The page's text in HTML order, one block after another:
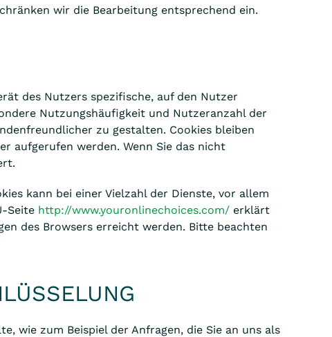
wir die Bearbeitung entsprechend ein.
des Nutzers spezifische, auf den Nutzer
Nutzungshäufigkeit und Nutzeranzahl der
zu gestalten. Cookies bleiben
aufgerufen werden. Wenn Sie das nicht
kann bei einer Vielzahl der Dienste, vor allem
Seite http://www.youronlinechoices.com/ erklärt
des Browsers erreicht werden. Bitte beachten
wie zum Beispiel der Anfragen, die Sie an uns als